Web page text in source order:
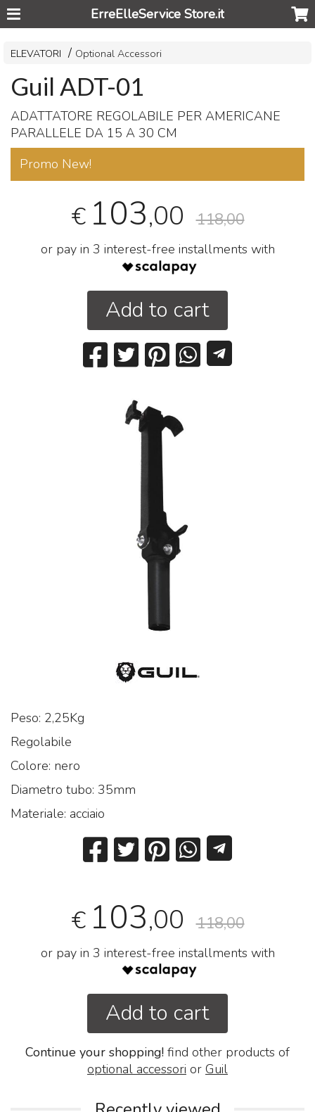
ErreElleService Store.it
ELEVATORI Optional Accessori
Guil ADT-01
ADATTATORE REGOLABILE PER AMERICANE
PARALLELE DA 15 A 30 CM
Promo New!
€ 103,00 118,00
or pay in 3 interest-free installments with
Add to cart
Peso: 2,25Kg
Regolabile
Colore: nero
Diametro tubo: 35mm
Materiale: acciaio
€ 103,00 118,00
or pay in 3 interest-free installments with
Add to cart
Continue your shopping! find other products of
optional accessori or Guil